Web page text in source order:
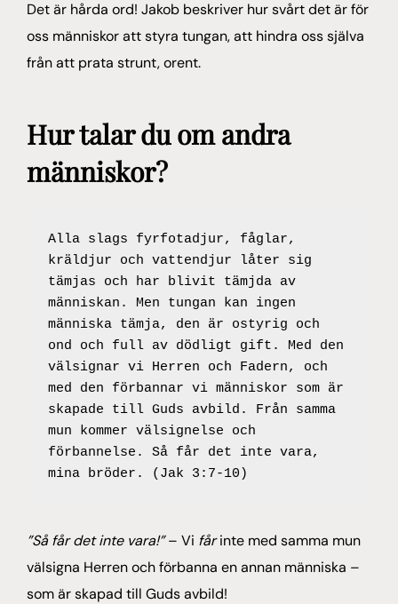
Det är hårda ord! Jakob beskriver hur svårt det är för
oss människor att styra tungan, att hindra oss själva
från att prata strunt, orent.
Hur talar du om andra
människor?
Alla slags fyrfotadjur, fåglar,
kräldjur och vattendjur låter sig
tämjas och har blivit tämjda av
människan. Men tungan kan ingen
människa tämja, den är ostyrig och
ond och full av dödligt gift. Med den
välsignar vi Herren och Fadern, och
med den förbannar vi människor som är
skapade till Guds avbild. Från samma
mun kommer välsignelse och
förbannelse. Så får det inte vara,
mina bröder. (Jak 3:7-10)
”Så får det inte vara!”– Vi fårinte med samma mun
välsigna Herren och förbanna en annan människa –
som är skapad till Guds avbild!